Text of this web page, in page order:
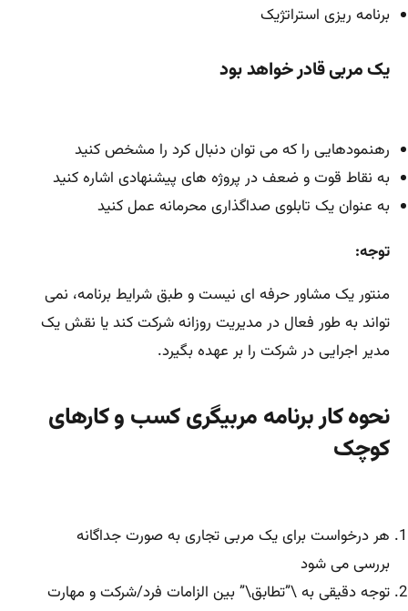
برنامه ریزی استراتژیک
یک مربی قادر خواهد بود
رهنمودهایی را که می توان دنبال کرد را مشخص کنید
به نقاط قوت و ضعف در پروژه های پیشنهادی اشاره کنید
به عنوان یک تابلوی صداگذاری محرمانه عمل کنید
توجه:
منتور یک مشاور حرفه ای نیست و طبق شرایط برنامه، نمی
تواند به طور فعال در مدیریت روزانه شرکت کند یا نقش یک
مدیر اجرایی در شرکت را بر عهده بگیرد.
نحوه کار برنامه مربیگری کسب و کارهای
کوچک
هر درخواست برای یک مربی تجاری به صورت جداگانه
بررسی می شود
توجه دقیقی به \”تطابق\” بین الزامات فرد/شرکت و مهارت